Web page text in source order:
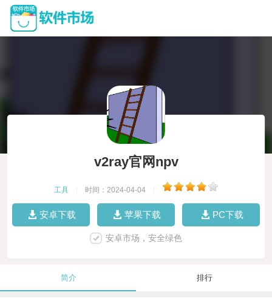
v2ray官网npv
工具 时间：2024-04-04
安卓下载 苹果下载 PC下载
安卓市场，安全绿色
简介 排行